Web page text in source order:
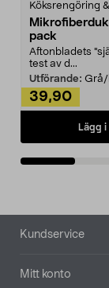
Köksrengöring
pack
Aftonbladets
test av d...
Utförande: Grå/
39,90
Lägg
Sidfot
Kundservice
Mitt konto